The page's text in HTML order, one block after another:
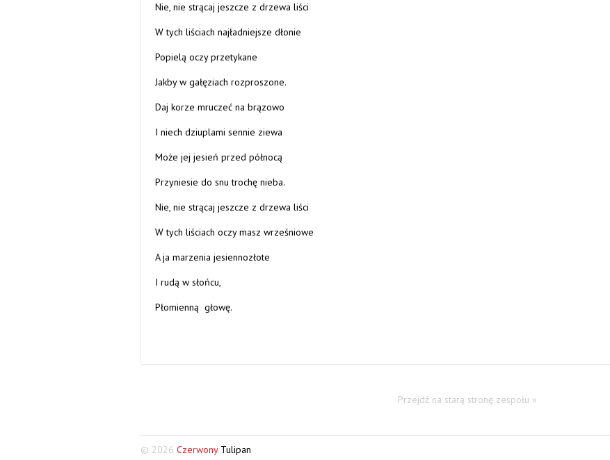
Nie, nie strącaj jeszcze z drzewa liści
W tych liściach najładniejsze dłonie
Popielą oczy przetykane
Jakby w gałęziach rozproszone.
Daj korze mruczeć na brązowo
I niech dziuplami sennie ziewa
Może jej jesień przed północą
Przyniesie do snu trochę nieba.
Nie, nie strącaj jeszcze z drzewa liści
W tych liściach oczy masz wrześniowe
A ja marzenia jesiennozłote
I rudą w słońcu,
Płomienną głowę.
Przejdź na starą stronę zespołu »
© 2026 Czerwony Tulipan